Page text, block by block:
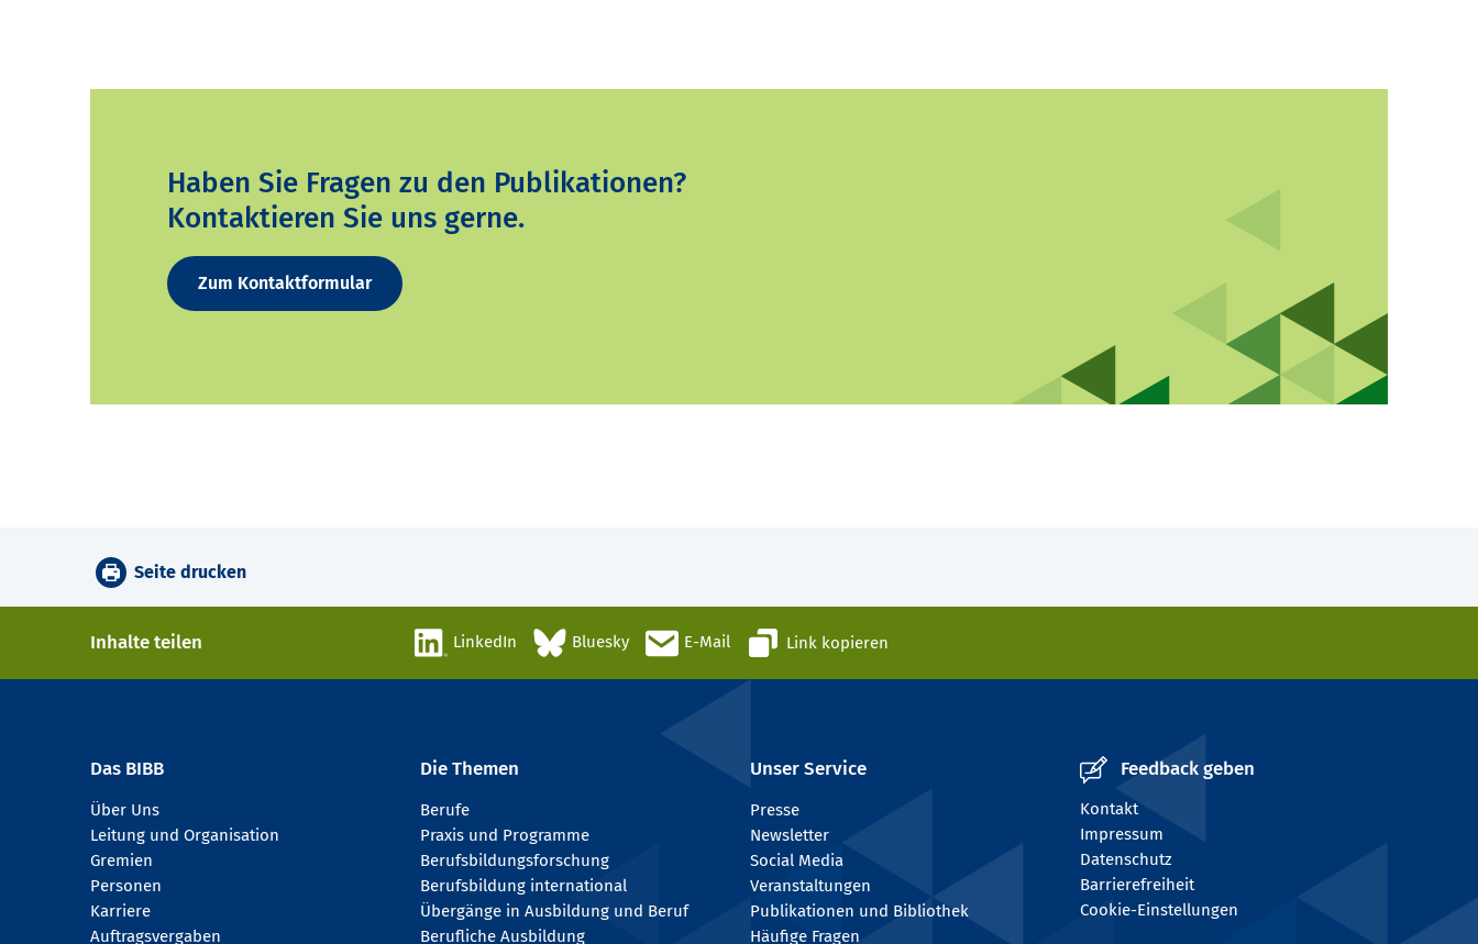
Haben Sie Fragen zu den Publikationen?
Kontaktieren Sie uns gerne.
Zum Kontaktformular
Seite drucken
Inhalte teilen LinkedIn Bluesky E-Mail Link kopieren
Das BIBB
Über Uns
Leitung und Organisation
Gremien
Personen
Karriere
Auftragsvergaben
Die Themen
Berufe
Praxis und Programme
Berufsbildungsforschung
Berufsbildung international
Übergänge in Ausbildung und Beruf
Berufliche Ausbildung
Unser Service
Presse
Newsletter
Social Media
Veranstaltungen
Publikationen und Bibliothek
Häufige Fragen
Feedback geben
Kontakt
Impressum
Datenschutz
Barrierefreiheit
Cookie-Einstellungen